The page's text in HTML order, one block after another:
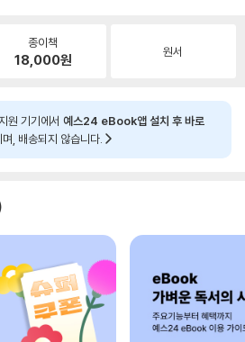
종이책
18,000원 원서
원 기기에서 예스24 eBook앱 설치 후 바로
며, 배송되지 않습니다.